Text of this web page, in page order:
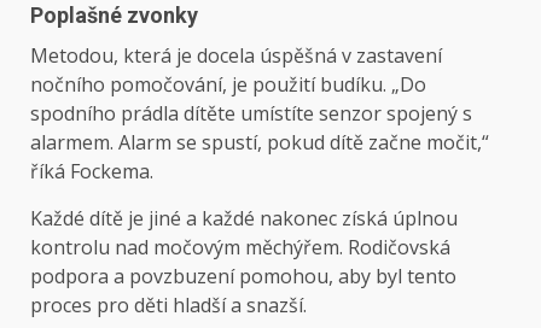
Poplašné zvonky
Metodou, která je docela úspěšná v zastavení
nočního pomočování, je použití budíku. „Do
spodního prádla dítěte umístíte senzor spojený s
alarmem. Alarm se spustí, pokud dítě začne močit,“
říká Fockema.
Každé dítě je jiné a každé nakonec získá úplnou
kontrolu nad močovým měchýřem. Rodičovská
podpora a povzbuzení pomohou, aby byl tento
proces pro děti hladší a snazší.